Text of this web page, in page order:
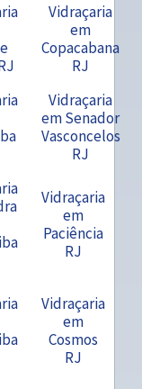
Vidraçaria
em
Copacabana
RJ
Vidraçaria
em Senador
Vasconcelos
RJ
Vidraçaria
em
Paciência
RJ
Vidraçaria
em
Cosmos
RJ